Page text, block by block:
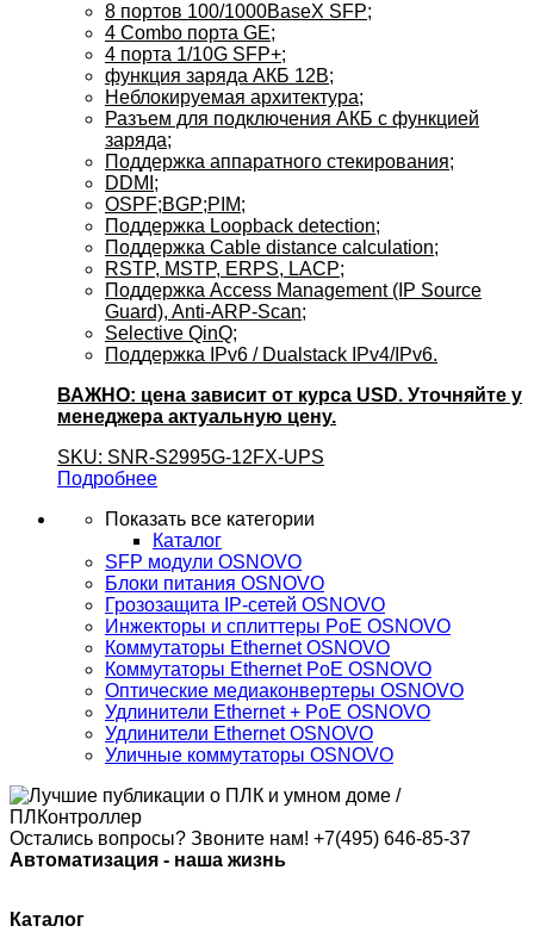
8 портов 100/1000BaseX SFP;
4 Combo порта GE;
4 порта 1/10G SFP+;
функция заряда АКБ 12В;
Неблокируемая архитектура;
Разъем для подключения АКБ с функцией
заряда;
Поддержка аппаратного стекирования;
DDMI;
OSPF;BGP;PIM;
Поддержка Loopback detection;
Поддержка Cable distance calculation;
RSTP, MSTP, ERPS, LACP;
Поддержка Access Management (IP Source
Guard), Anti-ARP-Scan;
Selective QinQ;
Поддержка IPv6 / Dualstack IPv4/IPv6.
ВАЖНО: цена зависит от курса USD. Уточняйте у
менеджера актуальную цену.
SKU: SNR-S2995G-12FX-UPS
Подробнее
Показать все категории
Каталог
SFP модули OSNOVO
Блоки питания OSNOVO
Грозозащита IP-сетей OSNOVO
Инжекторы и сплиттеры PoE OSNOVO
Коммутаторы Ethernet OSNOVO
Коммутаторы Ethernet PoE OSNOVO
Оптические медиаконвертеры OSNOVO
Удлинители Ethernet + PoE OSNOVO
Удлинители Ethernet OSNOVO
Уличные коммутаторы OSNOVO
Остались вопросы? Звоните нам! +7(495) 646-85-37
Автоматизация - наша жизнь
Каталог